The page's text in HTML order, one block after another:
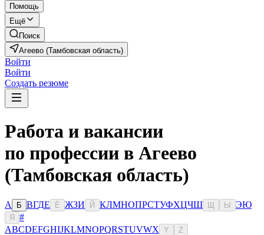
Помощь
Ещё
Поиск
Агеево (Тамбовская область)
Войти
Войти
Создать резюме
Работа и вакансии
по профессии в Агеево
(Тамбовская область)
А Б ВГДЕ Ё ЖЗИ Й КЛМНОПРСТУФХЦЧШ Ы ЭЮ
Я
#
ABCDEFGHIJKLMNOPQRSTUVWX Y Z